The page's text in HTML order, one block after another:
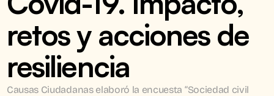
retos y acciones de
resiliencia
Causas Ciudadanas elaboró la encuesta “Sociedad civil